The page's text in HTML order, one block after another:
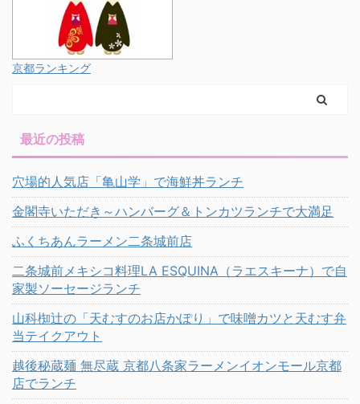
京都ランキング
最近の投稿
穴場的人気店「亀山学」で海鮮丼ランチ
金閣寺いただき～ハンバーグ＆トンカツランチで大満足
ふくちあんラーメン二条城前店
二条城前メキシコ料理LA ESQUINA（ラエスキーナ）で自
家製ソーセージランチ
山科椥辻の「天むすのお店かぽり」で味噌カツと天むす弁
当テイクアウト
越後秘蔵麺 無尽蔵 京都八条家ラーメンイオンモール京都
店でランチ